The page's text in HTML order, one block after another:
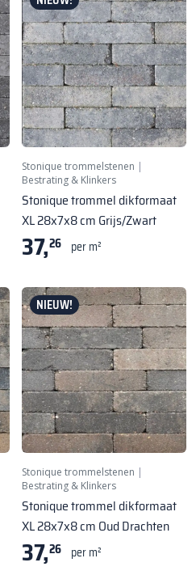
Stonique trommelstenen |
Bestrating & Klinkers
Stonique trommel dikformaat
XL 28x7x8 cm Grijs/Zwart
37,26 per m²
NIEUW!
Stonique trommelstenen |
Bestrating & Klinkers
Stonique trommel dikformaat
XL 28x7x8 cm Oud Drachten
37,26 per m²